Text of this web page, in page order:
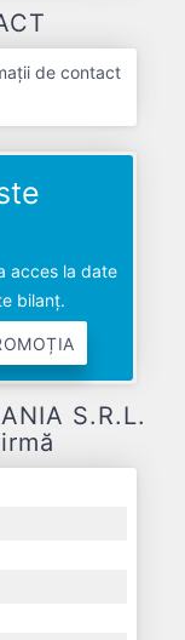
de contact
acces la date
bilanț.
S.R.L.